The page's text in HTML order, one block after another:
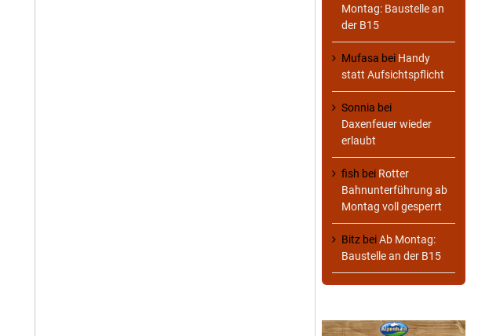
Montag: Baustelle an
der B15
Mufasa bei Handy
statt Aufsichtspflicht
Sonnia bei
Daxenfeuer wieder
erlaubt
fish bei Rotter
Bahnunterführung ab
Montag voll gesperrt
Bitz beiAb Montag:
Baustelle an der B15